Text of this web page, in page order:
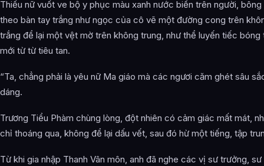
Thiếu nữ vuốt ve bộ y phục màu xanh nước biển trên người,
theo bàn tay trắng như ngọc của cô vẽ một đường cong trên
trắng để lại một vệt mờ trên không trung, như thể luyến tiếc bóng
mới từ từ tiêu tan.
“Ta, chẳng phải là yêu nữ Ma giáo mà các ngươi căm ghét sâu
dáng.
Trương Tiểu Phàm chùng lòng, đột nhiên có cảm giác mất mát,
chỉ thoáng qua, không để lại dấu vết, sau đó hừ một tiếng, tập
Từ khi gia nhập Thanh Vân môn, anh đã nghe các vị sư trưởng,